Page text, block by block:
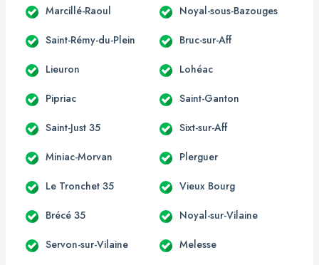
Marcillé-Raoul Noyal-sous-Bazouges
Saint-Rémy-du-Plein Bruc-sur-Aff
Lieuron Lohéac
Pipriac Saint-Ganton
Saint-Just 35 Sixt-sur-Aff
Miniac-Morvan Plerguer
Le Tronchet 35 Vieux Bourg
Brécé 35 Noyal-sur-Vilaine
Servon-sur-Vilaine Melesse